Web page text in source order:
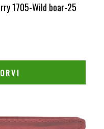
1705-Wild boar-25